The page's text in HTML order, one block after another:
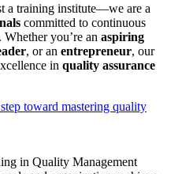
a training institute—we are a
committed to continuous
you’re an aspiring
, or an entrepreneur, our
in quality assurance
toward mastering quality
in Quality Management